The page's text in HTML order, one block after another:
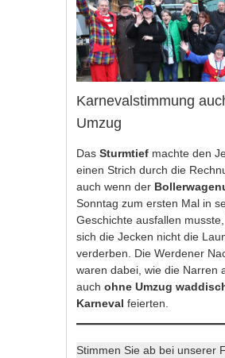
Karnevalstimmung
Umzug
DasSturmtief machte den
einen Strich durch die
auch wenn der
Sonntag zum ersten Mal in
Geschichte ausfallen
sich die Jecken nicht die
verderben. Die Werdener
waren dabei, wie die Narren
auchohne Umzug
Karneval feierten.
Stimmen Sie ab bei unserer